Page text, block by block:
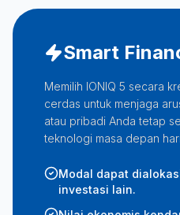
Smart
Memilih IONIQ 5 secara
cerdas untuk menjaga
atau pribadi Anda tetap
teknologi masa depan
Modal dapat
investasi lain.